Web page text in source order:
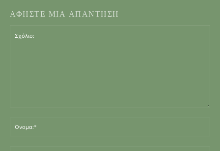
ΑΦΗΣΤΕ ΜΙΑ ΑΠΑΝΤΗΣΗ